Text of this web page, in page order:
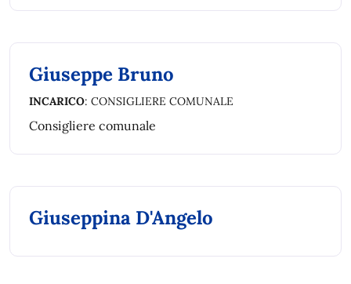
Giuseppe Bruno
INCARICO: CONSIGLIERE COMUNALE
Consigliere comunale
Giuseppina D'Angelo